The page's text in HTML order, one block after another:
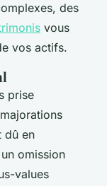
des
vous
vos actifs.
prise
dû en
omission
values